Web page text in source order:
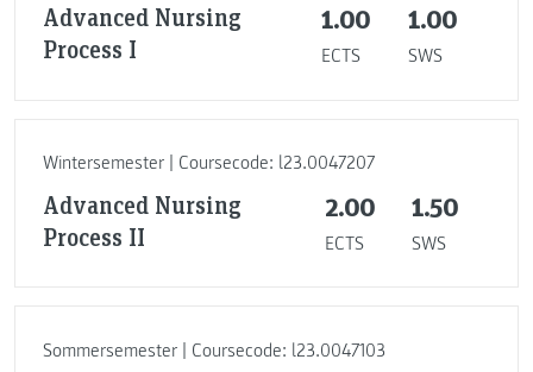
Advanced Nursing
Process I
1.00
ECTS
1.00
SWS
Wintersemester | Coursecode: l23.0047207
Advanced Nursing
Process II
2.00
ECTS
1.50
SWS
Sommersemester | Coursecode: l23.0047103